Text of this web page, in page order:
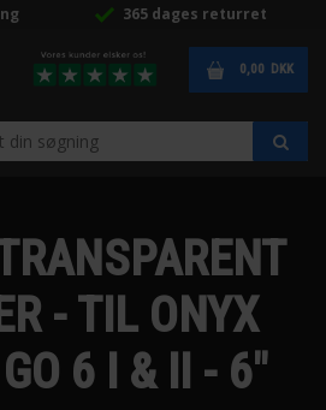
365 dages returret
0,00 DKK
- TIL ONYX
6 I & II - 6"